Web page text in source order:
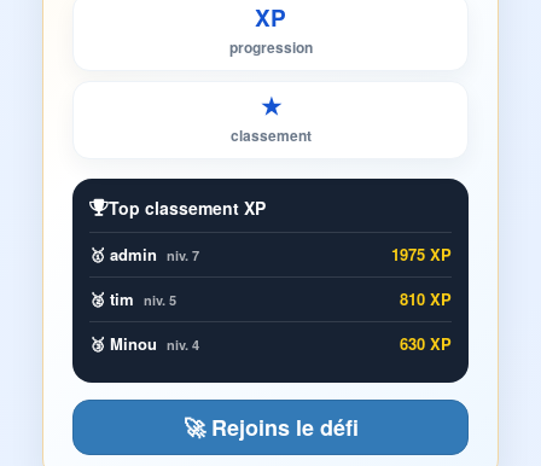
XP
progression
★
classement
Top classement XP
🥇 admin niv. 7
1975 XP
🥈 tim niv. 5
810 XP
🥉 Minou niv. 4 630 XP
🚀 Rejoins le défi